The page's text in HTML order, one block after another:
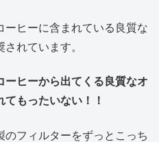
ーヒーに含まれている良質な
れています。
ヒーから出てくる良質なオ
もったいない！！
のフィルターをずっとこっち